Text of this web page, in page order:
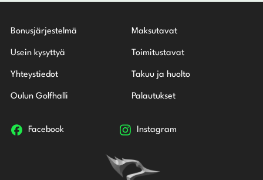
Bonusjärjestelmä
Usein kysyttyä
Yhteystiedot
Oulun Golfhalli
Maksutavat
Toimitustavat
Takuu ja huolto
Palautukset
Facebook Instagram